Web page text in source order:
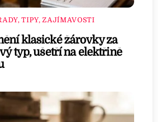
TIPY, ZAJÍMAVOSTI
klasické žárovky za
typ, ušetří na elektřině